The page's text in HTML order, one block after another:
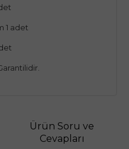
1 adet
Ürün Soru ve
Cevapları